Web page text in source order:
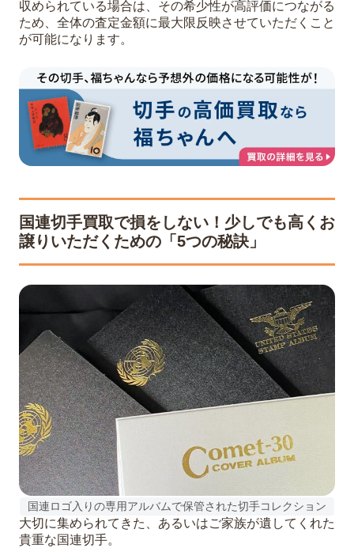
収められている場合は、その希少性が高評価につながる
ため、全体の査定金額に最大限反映させていただくこと
が可能になります。
国連切手買取で損をしない！少しでも高くお
譲りいただくための「5つの秘訣」
国連ロゴ入りの専用アルバムで保管された切手コレクション
大切に集められてきた、あるいはご家族が遺してくれた
貴重な国連切手。